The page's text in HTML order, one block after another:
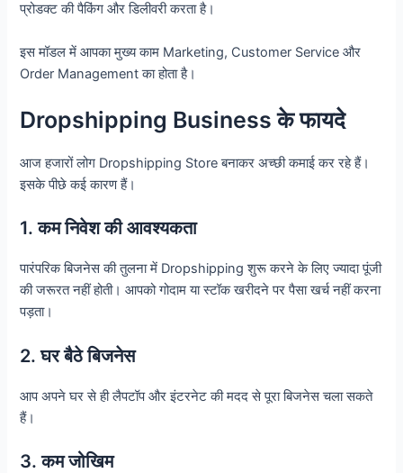
प्रोडक्ट की पैकिंग और डिलीवरी करता है।
इस मॉडल में आपका मुख्य काम Marketing, Customer Service और
Order Management का होता है।
Dropshipping Business के फायदे
आज हजारों लोग Dropshipping Store बनाकर अच्छी कमाई कर रहे हैं।
इसके पीछे कई कारण हैं।
1. कम निवेश की आवश्यकता
पारंपरिक बिजनेस की तुलना में Dropshipping शुरू करने के लिए ज्यादा पूंजी
की जरूरत नहीं होती। आपको गोदाम या स्टॉक खरीदने पर पैसा खर्च नहीं करना
पड़ता।
2. घर बैठे बिजनेस
आप अपने घर से ही लैपटॉप और इंटरनेट की मदद से पूरा बिजनेस चला सकते
हैं।
3. कम जोखिम